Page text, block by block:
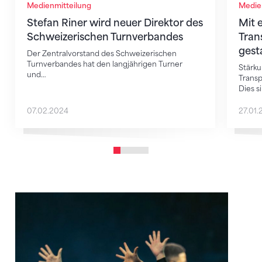
Medienmitteilung
Stefan Riner wird neuer Direktor des
Schweizerischen Turnverbandes
Der Zentralvorstand des Schweizerischen
Turnverbandes hat den langjährigen Turner
und…
07.02.2024
Mit
Dies